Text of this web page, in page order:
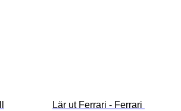
Lär ut Ferrari - Ferrari